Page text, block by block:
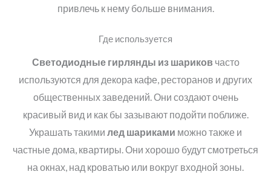
привлечь к нему больше внимания.
Где используется
Светодиодные гирлянды из шариков часто
используются для декора кафе, ресторанов и других
общественных заведений. Они создают очень
красивый вид и как бы зазывают подойти поближе.
Украшать такими лед шариками можно также и
частные дома, квартиры. Они хорошо будут смотреться
на окнах, над кроватью или вокруг входной зоны.